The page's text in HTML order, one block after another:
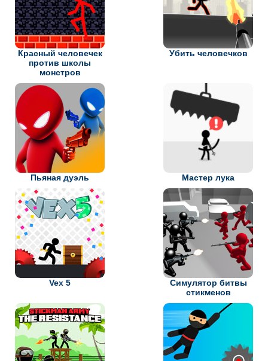
Красный человечек
против школы
монстров
Убить человечков
Пьяная дуэль Мастер лука
Vex 5
Симулятор битвы
стикменов